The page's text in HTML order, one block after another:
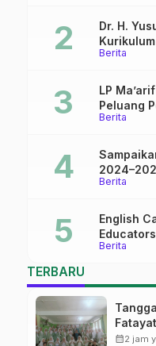
Berita
Dr. H.
dalam
Berita
LP
Peluang
Lulusan
Berita
Berita
English
Batch#4;
TERBARU
calendar_month2 jam